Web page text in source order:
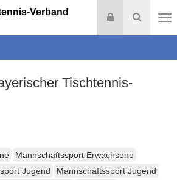
Suche
Login
Verband
Tischtennis-
Mannschaftssport Erwachsene
Jugend
Mannschaftssport Jugend